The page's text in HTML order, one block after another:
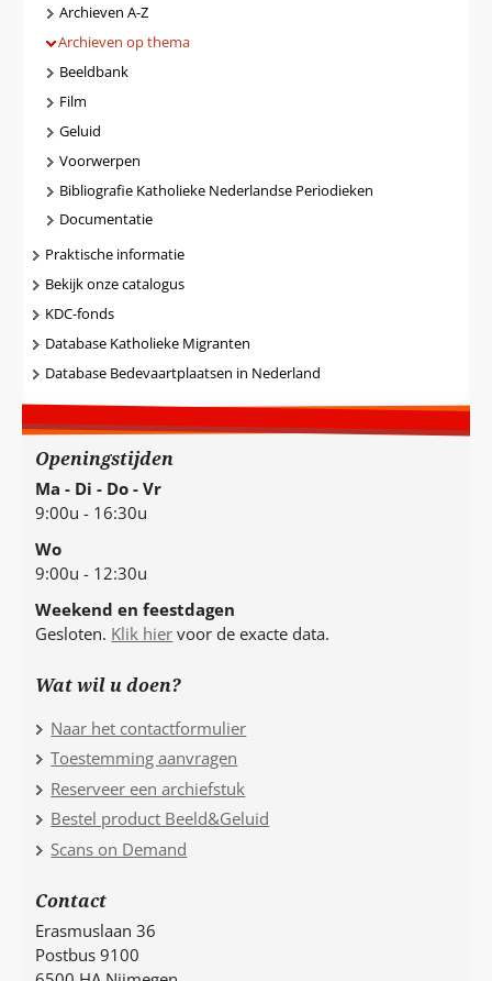
Archieven A-Z
Archieven op thema
Beeldbank
Film
Geluid
Voorwerpen
Bibliografie Katholieke Nederlandse Periodieken
Documentatie
Praktische informatie
Bekijk onze catalogus
KDC-fonds
Database Katholieke Migranten
Database Bedevaartplaatsen in Nederland
Openingstijden
Ma - Di - Do - Vr
9:00u - 16:30u
Wo
9:00u - 12:30u
Weekend en feestdagen
Gesloten. Klik hier voor de exacte data.
Wat wil u doen?
Naar het contactformulier
Toestemming aanvragen
Reserveer een archiefstuk
Bestel product Beeld&Geluid
Scans on Demand
Contact
Erasmuslaan 36
Postbus 9100